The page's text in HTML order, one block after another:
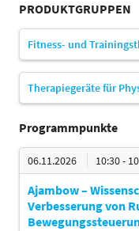
PRODUKTGRUPPEN
Fitness- und
Therapiegeräte für
Programmpunkte
06.11.2026 10:30 -
Ajambow –
Verbesserung von